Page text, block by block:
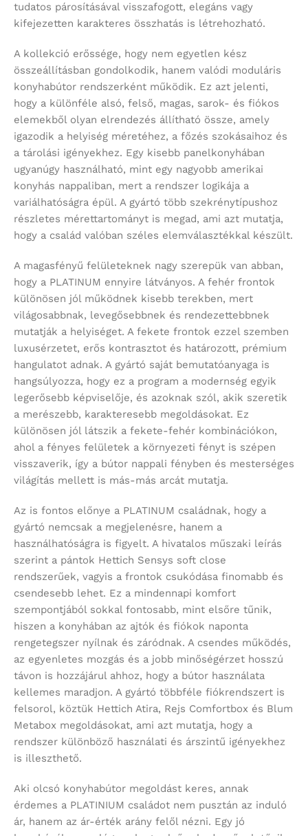
tudatos párosításával visszafogott, elegáns vagy
kifejezetten karakteres összhatás is létrehozható.
A kollekció erőssége, hogy nem egyetlen kész
összeállításban gondolkodik, hanem valódi moduláris
konyhabútor rendszerként működik. Ez azt jelenti,
hogy a különféle alsó, felső, magas, sarok- és fiókos
elemekből olyan elrendezés állítható össze, amely
igazodik a helyiség méretéhez, a főzés szokásaihoz és
a tárolási igényekhez. Egy kisebb panelkonyhában
ugyanúgy használható, mint egy nagyobb amerikai
konyhás nappaliban, mert a rendszer logikája a
variálhatóságra épül. A gyártó több szekrénytípushoz
részletes mérettartományt is megad, ami azt mutatja,
hogy a család valóban széles elemválasztékkal készült.
A magasfényű felületeknek nagy szerepük van abban,
hogy a PLATINUM ennyire látványos. A fehér frontok
különösen jól működnek kisebb terekben, mert
világosabbnak, levegősebbnek és rendezettebbnek
mutatják a helyiséget. A fekete frontok ezzel szemben
luxusérzetet, erős kontrasztot és határozott, prémium
hangulatot adnak. A gyártó saját bemutatóanyaga is
hangsúlyozza, hogy ez a program a modernség egyik
legerősebb képviselője, és azoknak szól, akik szeretik
a merészebb, karakteresebb megoldásokat. Ez
különösen jól látszik a fekete-fehér kombinációkon,
ahol a fényes felületek a környezeti fényt is szépen
visszaverik, így a bútor nappali fényben és mesterséges
világítás mellett is más-más arcát mutatja.
Az is fontos előnye a PLATINUM családnak, hogy a
gyártó nemcsak a megjelenésre, hanem a
használhatóságra is figyelt. A hivatalos műszaki leírás
szerint a pántok Hettich Sensys soft close
rendszerűek, vagyis a frontok csukódása finomabb és
csendesebb lehet. Ez a mindennapi komfort
szempontjából sokkal fontosabb, mint elsőre tűnik,
hiszen a konyhában az ajtók és fiókok naponta
rengetegszer nyílnak és záródnak. A csendes működés,
az egyenletes mozgás és a jobb minőségérzet hosszú
távon is hozzájárul ahhoz, hogy a bútor használata
kellemes maradjon. A gyártó többféle fiókrendszert is
felsorol, köztük Hettich Atira, Rejs Comfortbox és Blum
Metabox megoldásokat, ami azt mutatja, hogy a
rendszer különböző használati és árszintű igényekhez
is illeszthető.
Aki olcsó konyhabútor megoldást keres, annak
érdemes a PLATINIUM családot nem pusztán az induló
ár, hanem az ár-érték arány felől nézni. Egy jó